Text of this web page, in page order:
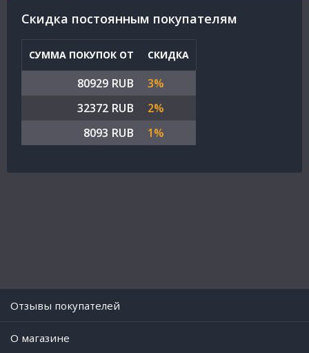
Cкидка постоянным покупателям
СУММА ПОКУПОК ОТ СКИДКА
80929 RUB
3%
32372 RUB
2%
8093 RUB
1%
Отзывы покупателей
O магазине